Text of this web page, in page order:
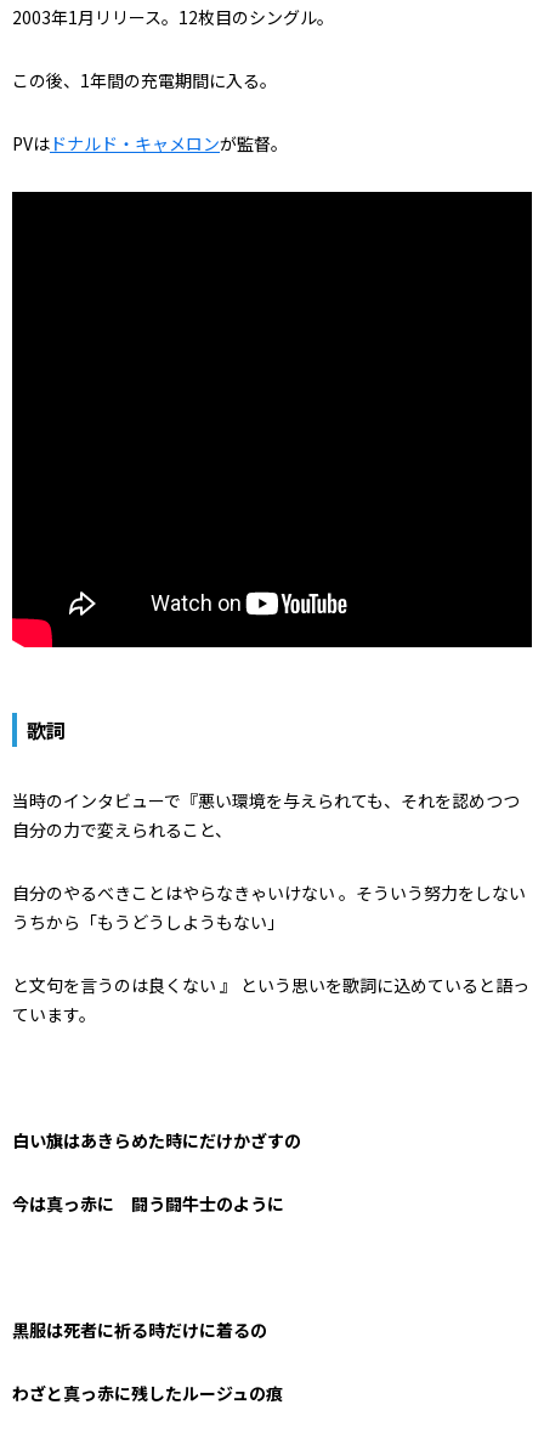
2003年1月リリース。12枚目のシングル。
この後、1年間の充電期間に入る。
PVは ドナルド・キャメロンが監督。
歌詞
当時のインタビューで『悪い環境を与えられても、それを認めつつ
自分の力で変えられること、
自分のやるべきことはやらなきゃいけない 。そういう努力をしない
うちから「もうどうしようもない」
と文句を言うのは良くない 』 という思いを歌詞に込めていると語っ
ています。
白い旗はあきらめた時にだけかざすの
今は真っ赤に 闘う闘牛士のように
黒服は死者に祈る時だけに着るの
わざと真っ赤に残したルージュの痕